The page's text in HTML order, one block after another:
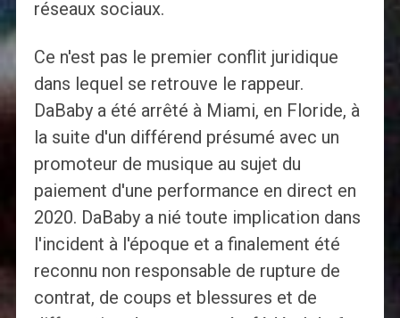
réseaux sociaux.
Ce n'est pas le premier conflit juridique
dans lequel se retrouve le rappeur.
DaBaby a été arrêté à Miami, en Floride, à
la suite d'un différend présumé avec un
promoteur de musique au sujet du
paiement d'une performance en direct en
2020. DaBaby a nié toute implication dans
l'incident à l'époque et a finalement été
reconnu non responsable de rupture de
contrat, de coups et blessures et de